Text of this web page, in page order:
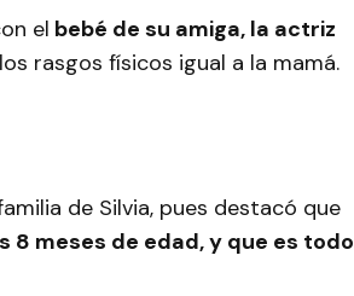
el bebé de su amiga, la actriz
rasgos físicos igual a la mamá.
de Silvia, pues destacó que
8 meses de edad, y que es todo